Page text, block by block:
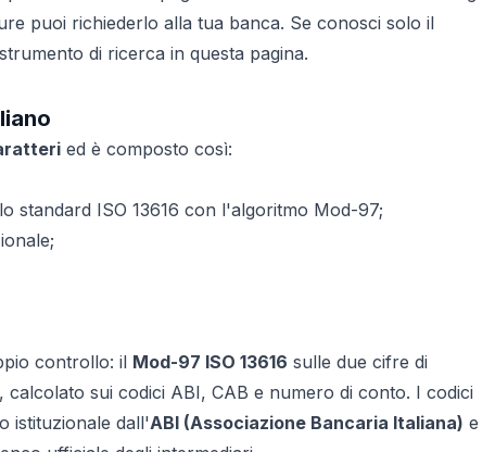
puoi richiederlo alla tua banca. Se conosci solo il
di ricerca in questa pagina.
ed è composto così:
standard ISO 13616 con l'algoritmo Mod-97;
controllo: il Mod-97 ISO 13616 sulle due cifre di
, calcolato sui codici ABI, CAB e numero di conto. I codici
istituzionale dall'ABI (Associazione Bancaria Italiana) e